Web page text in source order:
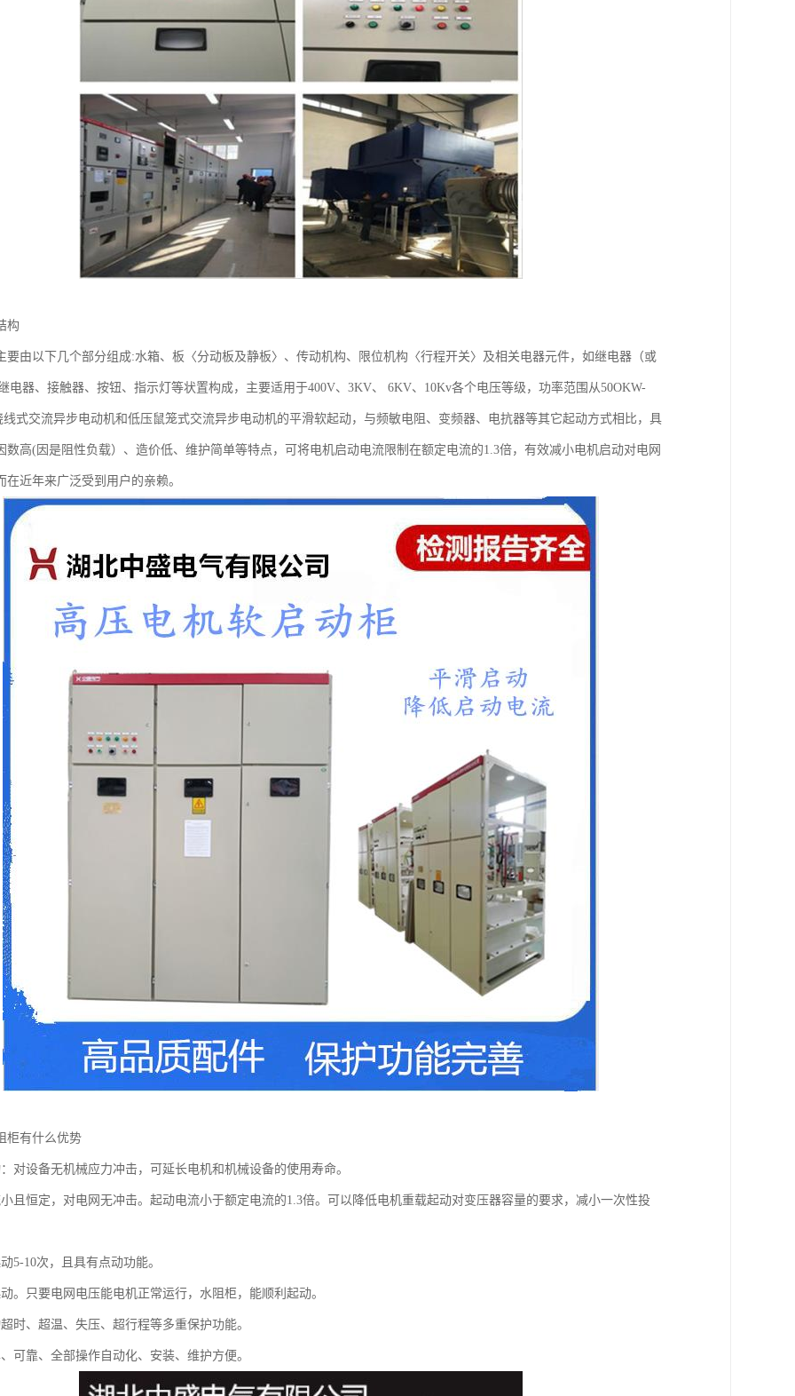
构
要由以下几个部分组成:水箱、板〈分动板及静板〉、传动机构、限位机构〈行程开关〉及相关电器元件，如继电器（或
电器、接触器、按钮、指示灯等状置构成，主要适用于400V、3KV、 6KV、10Kv各个电压等级，功率范围从50OKW-
线式交流异步电动机和低压鼠笼式交流异步电动机的平滑软起动，与频敏电阻、变频器、电抗器等其它起动方式相比，具
数高(因是阻性负载）、造价低、维护简单等特点，可将电机启动电流限制在额定电流的1.3倍，有效减小电机启动对电网
在近年来广泛受到用户的亲赖。
柜有什么优势
对设备无机械应力冲击，可延长电机和机械设备的使用寿命。
且恒定，对电网无冲击。起动电流小于额定电流的1.3倍。可以降低电机重载起动对变压器容量的要求，减小一次性投
5-10次，且具有点动功能。
。只要电网电压能电机正常运行，水阻柜，能顺利起动。
时、超温、失压、超行程等多重保护功能。
可靠、全部操作自动化、安装、维护方便。